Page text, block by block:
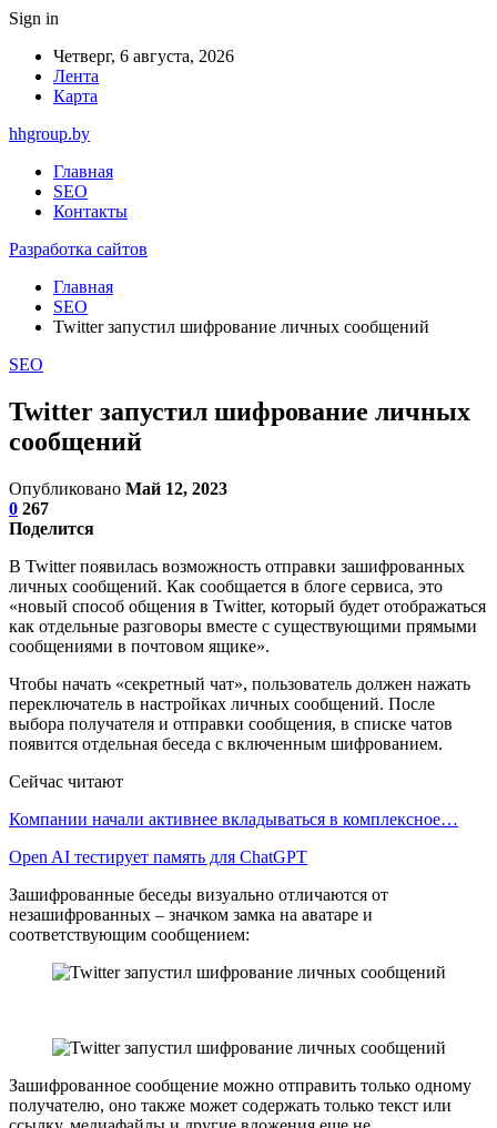
Sign in
Четверг, 6 августа, 2026
Лента
Карта
hhgroup.by
Главная
SEO
Контакты
Разработка сайтов
Главная
SEO
Twitter запустил шифрование личных сообщений
SEO
Twitter запустил шифрование личных
сообщений
Опубликовано Май 12, 2023
0 267
Поделится
В Twitter появилась возможность отправки зашифрованных
личных сообщений. Как сообщается в блоге сервиса, это
«новый способ общения в Twitter, который будет отображаться
как отдельные разговоры вместе с существующими прямыми
сообщениями в почтовом ящике».
Чтобы начать «секретный чат», пользователь должен нажать
переключатель в настройках личных сообщений. После
выбора получателя и отправки сообщения, в списке чатов
появится отдельная беседа с включенным шифрованием.
Сейчас читают
Компании начали активнее вкладываться в комплексное…
Open AI тестирует память для ChatGPT
Зашифрованные беседы визуально отличаются от
незашифрованных – значком замка на аватаре и
соответствующим сообщением:
Зашифрованное сообщение можно отправить только одному
получателю, оно также может содержать только текст или